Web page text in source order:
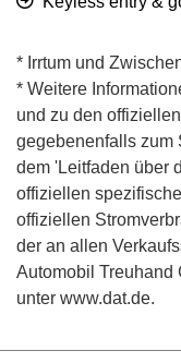
* Irrtum und
* Weitere
und zu den
gegebenenfalls zum
dem 'Leitfaden über
offiziellen
offiziellen
der an allen
Automobil Treuhand
unter www.dat.de.